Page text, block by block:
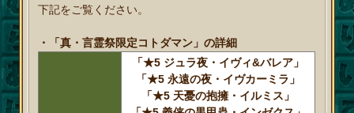
下記をご覧ください。
・「真・言霊祭限定コトダマン」の詳細
「★5 ジュラ夜・イヴィ&バレア」
「★5 永遠の夜・イヴカーミラ」
「★5 天憂の抱擁・イルミス」